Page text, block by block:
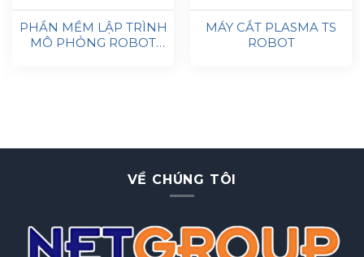
PHẦN MỀM LẬP TRÌNH
MÔ PHỎNG ROBOT
MÁY CẮT PLASMA TS
ROBOT
VỀ CHÚNG TÔI